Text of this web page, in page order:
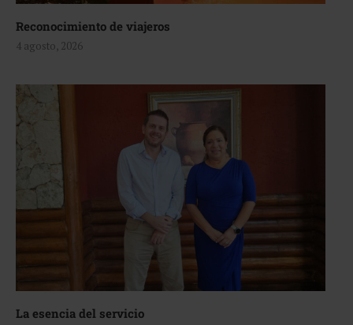
Reconocimiento de viajeros
4 agosto, 2026
La esencia del servicio